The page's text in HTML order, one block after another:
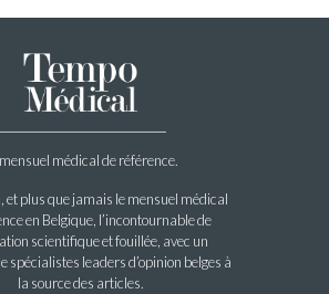
médical de référence.
et plus que jamais le mensuel médical
en Belgique, l’incontournable de
scientifique et fouillée, avec un
spécialistes leaders d’opinion belges à
la source des articles.